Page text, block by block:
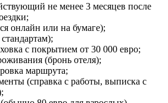
не менее 3 месяцев после
онлайн или на бумаге);
с покрытием от 30 000 евро;
(бронь отеля);
маршрута;
(справка с работы, выписка с